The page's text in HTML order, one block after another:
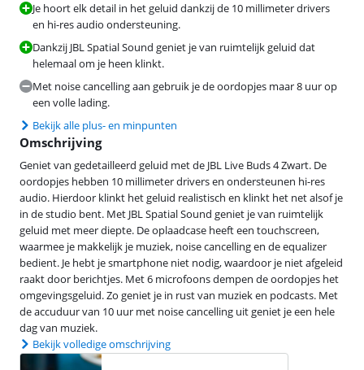
Je hoort elk detail in het geluid dankzij de 10 millimeter drivers
en hi-res audio ondersteuning.
Dankzij JBL Spatial Sound geniet je van ruimtelijk geluid dat
helemaal om je heen klinkt.
Met noise cancelling aan gebruik je de oordopjes maar 8 uur op
een volle lading.
Bekijk alle plus- en minpunten
Omschrijving
Geniet van gedetailleerd geluid met de JBL Live Buds 4 Zwart. De
oordopjes hebben 10 millimeter drivers en ondersteunen hi-res
audio. Hierdoor klinkt het geluid realistisch en klinkt het net alsof je
in de studio bent. Met JBL Spatial Sound geniet je van ruimtelijk
geluid met meer diepte. De oplaadcase heeft een touchscreen,
waarmee je makkelijk je muziek, noise cancelling en de equalizer
bedient. Je hebt je smartphone niet nodig, waardoor je niet afgeleid
raakt door berichtjes. Met 6 microfoons dempen de oordopjes het
omgevingsgeluid. Zo geniet je in rust van muziek en podcasts. Met
de accuduur van 10 uur met noise cancelling uit geniet je een hele
dag van muziek.
Bekijk volledige omschrijving